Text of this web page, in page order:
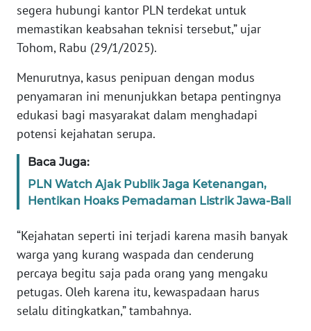
segera hubungi kantor PLN terdekat untuk
memastikan keabsahan teknisi tersebut,” ujar
Tohom, Rabu (29/1/2025).
Menurutnya, kasus penipuan dengan modus
penyamaran ini menunjukkan betapa pentingnya
edukasi bagi masyarakat dalam menghadapi
potensi kejahatan serupa.
Baca Juga:
PLN Watch Ajak Publik Jaga Ketenangan,
Hentikan Hoaks Pemadaman Listrik Jawa-Bali
“Kejahatan seperti ini terjadi karena masih banyak
warga yang kurang waspada dan cenderung
percaya begitu saja pada orang yang mengaku
petugas. Oleh karena itu, kewaspadaan harus
selalu ditingkatkan,” tambahnya.
WN
PAPUA
RIAU
WN
SERAMBI
WN
JAMBI
WN
SULTRA